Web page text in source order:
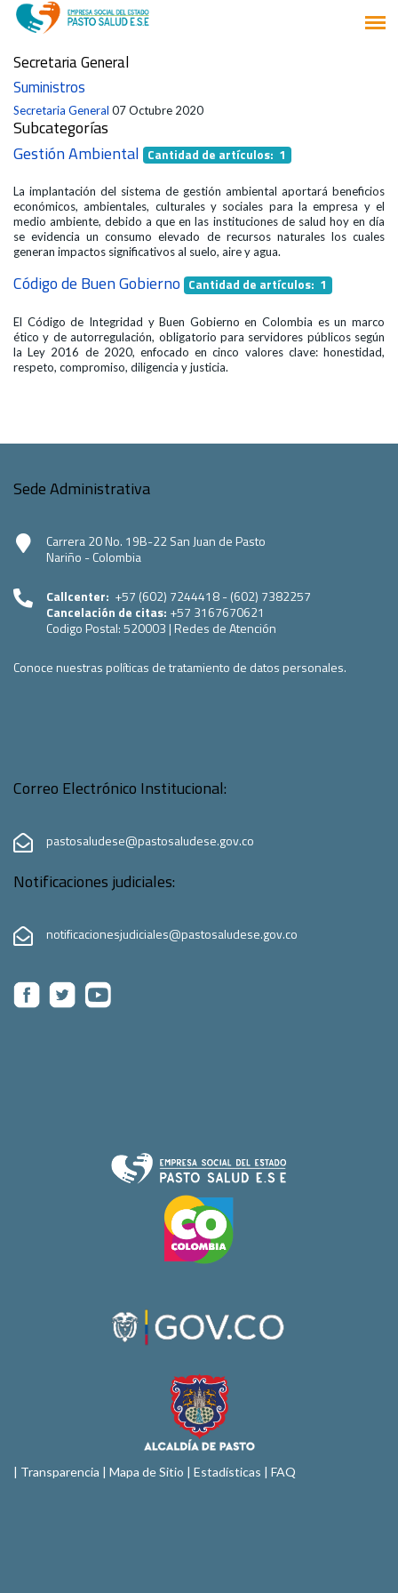
Secretaria General
Suministros
Secretaria General 07 Octubre 2020
Subcategorías
Gestión Ambiental Cantidad de artículos: 1
La implantación del sistema de gestión ambiental aportará beneficios
económicos, ambientales, culturales y sociales para la empresa y el
medio ambiente, debido a que en las instituciones de salud hoy en día
se evidencia un consumo elevado de recursos naturales los cuales
generan impactos significativos al suelo, aire y agua.
Código de Buen Gobierno Cantidad de artículos: 1
El Código de Integridad y Buen Gobierno en Colombia es un marco
ético y de autorregulación, obligatorio para servidores públicos según
la Ley 2016 de 2020, enfocado en cinco valores clave: honestidad,
respeto, compromiso, diligencia y justicia.
Sede Administrativa
Carrera 20 No. 19B-22 San Juan de Pasto
Nariño - Colombia
Callcenter: +57 (602) 7244418 - (602) 7382257
Cancelación de citas: +57 3167670621
Codigo Postal:520003 | Redes de Atención
Conoce nuestras políticas de tratamiento de datos personales.
Correo Electrónico Institucional:
pastosaludese@pastosaludese.gov.co
Notificaciones judiciales:
notificacionesjudiciales@pastosaludese.gov.co
| Transparencia | Mapa de Sitio | Estadísticas | FAQ